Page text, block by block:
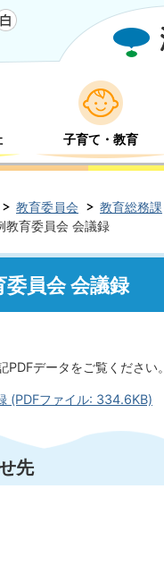
子育て・教育
教育委員会 教育総務課
教育委員会 会議録
員会 会議録
データをご覧ください。
(PDFファイル: 334.6KB)
先